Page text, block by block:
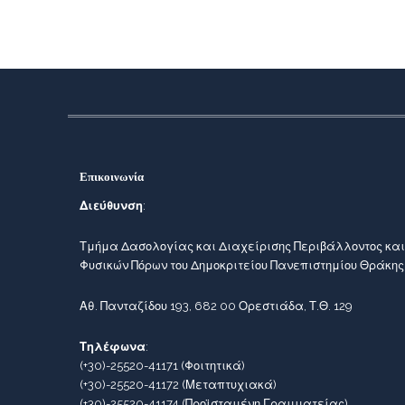
Επικοινωνία
Διεύθυνση:
Τμήμα Δασολογίας και Διαχείρισης Περιβάλλοντος και
Φυσικών Πόρων του Δημοκριτείου Πανεπιστημίου
Αθ. Πανταζίδου 193, 682 00 Ορεστιάδα, Τ.Θ. 129
Τηλέφωνα:
(+30)-25520-41171(Φοιτητικά)
(+30)-25520-41172 (Μεταπτυχιακά)